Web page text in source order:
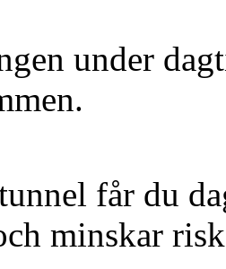
under
får du
minskar